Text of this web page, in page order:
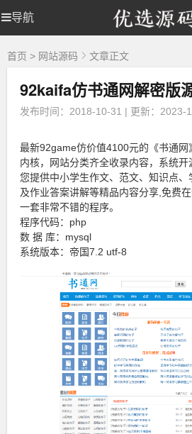
导航
优
选
码
优
选
首页 网站
棋牌源码
首页 > 网站源码 文章正文
92kaifa仿书通网解密版
发布时间：2018-10-31 | 更新：2023-
最新92game仿价值4100元的《书通
内核，网站分类齐全收录内容，系统
您提供中小学生作文、范文、知识点、
及作业答案讲解等精品内容分享,免费
一套非常不错的程序。
程序代码：php
数 据 库：mysql
系统版本：帝国7.2 utf-8